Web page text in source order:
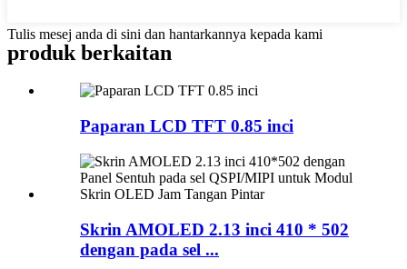
Tulis mesej anda di sini dan hantarkannya kepada kami
produk berkaitan
Paparan LCD TFT 0.85 inci
Skrin AMOLED 2.13 inci 410 * 502
dengan pada sel ...